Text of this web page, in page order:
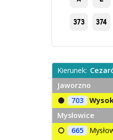
373 374
Kierunek:
Jaworzno
703
Mysłowice
665